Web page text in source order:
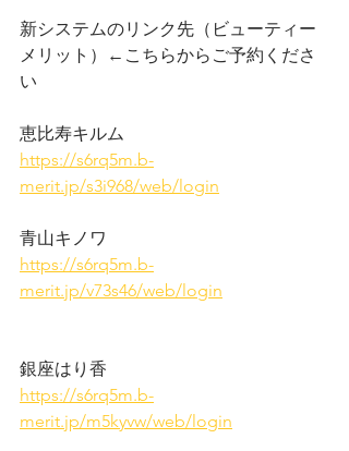
新システムのリンク先（ビューティー
メリット）←こちらからご予約くださ
い
恵比寿キルム
https://s6rq5m.b-
merit.jp/s3i968/web/login
青山キノワ
https://s6rq5m.b-
merit.jp/v73s46/web/login
銀座はり香
https://s6rq5m.b-
merit.jp/m5kyvw/web/login